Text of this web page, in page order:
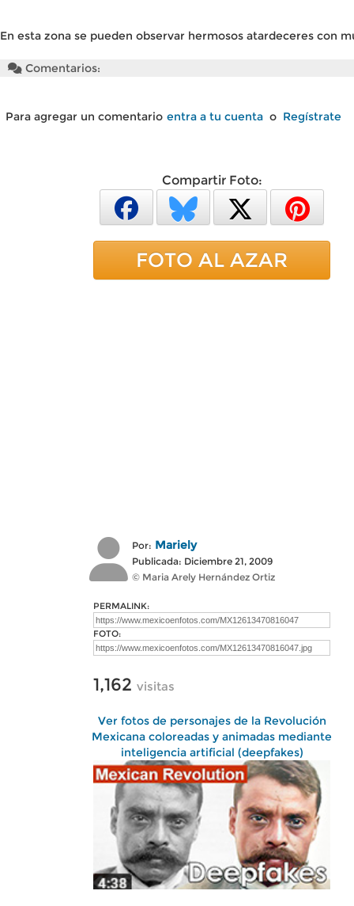
En esta zona se pueden observar hermosos atardeceres con
Comentarios:
Para agregar un comentario entra a tu cuenta o Regístrate
Compartir Foto:
FOTO AL AZAR
Por: Mariely
Publicada: Diciembre 21, 2009
© Maria Arely Hernández Ortiz
PERMALINK:
FOTO:
1,162 visitas
Ver fotos de personajes de la Revolución
Mexicana coloreadas y animadas mediante
inteligencia artificial (deepfakes)